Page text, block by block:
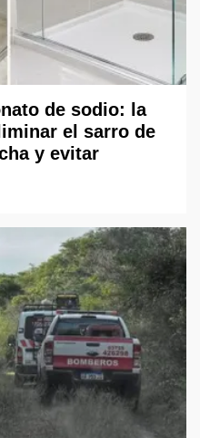
de sodio: la
el sarro de
y evitar